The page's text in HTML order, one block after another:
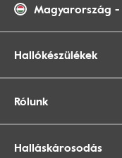
Magyarország -
Hallókészülékek
Rólunk
Halláskárosodás